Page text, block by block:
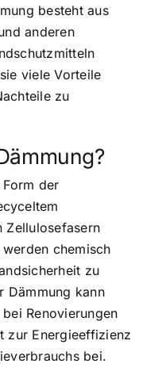
besteht aus
anderen
viele Vorteile
zu
der
Zellulosefasern
chemisch
zu
Dämmung kann
Renovierungen
zur Energieeffizienz
bei.